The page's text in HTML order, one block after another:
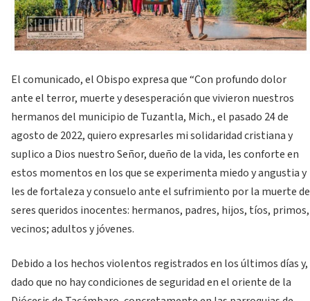
El comunicado, el Obispo expresa que “Con profundo dolor
ante el terror, muerte y desesperación que vivieron nuestros
hermanos del municipio de Tuzantla, Mich., el pasado 24 de
agosto de 2022, quiero expresarles mi solidaridad cristiana y
suplico a Dios nuestro Señor, dueño de la vida, les conforte en
estos momentos en los que se experimenta miedo y angustia y
les de fortaleza y consuelo ante el sufrimiento por la muerte de
seres queridos inocentes: hermanos, padres, hijos, tíos, primos,
vecinos; adultos y jóvenes.
Debido a los hechos violentos registrados en los últimos días y,
dado que no hay condiciones de seguridad en el oriente de la